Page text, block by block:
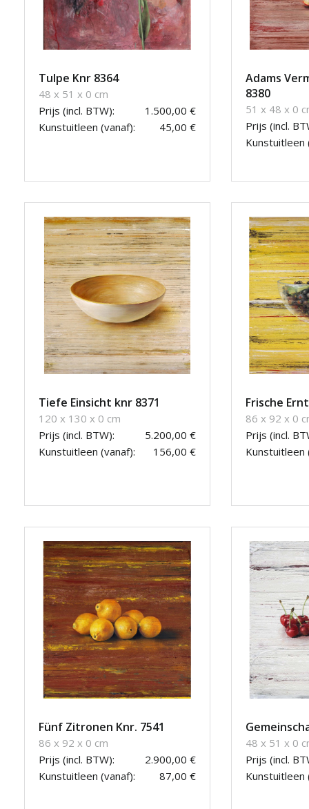
Tulpe Knr 8364
48 x 51 x 0 cm
Prijs (incl. BTW):
1.500,00 €
Kunstuitleen (vanaf):
45,00 €
Adams
8380
51 x 48 x 0
Prijs (incl.
Kunstuitleen
Tiefe Einsicht knr 8371
120 x 130 x 0 cm
Prijs (incl. BTW):
5.200,00 €
Kunstuitleen (vanaf):
156,00 €
Frische
86 x 92 x 0
Prijs (incl.
Kunstuitleen
Fünf Zitronen Knr. 7541
86 x 92 x 0 cm
Prijs (incl. BTW):
2.900,00 €
Kunstuitleen (vanaf):
87,00 €
48 x 51 x 0
Prijs (incl.
Kunstuitleen